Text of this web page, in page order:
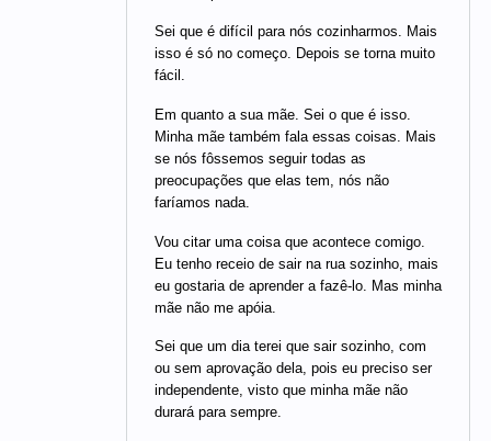
Sei que é difícil para nós cozinharmos. Mais
isso é só no começo. Depois se torna muito
fácil.
Em quanto a sua mãe. Sei o que é isso.
Minha mãe também fala essas coisas. Mais
se nós fôssemos seguir todas as
preocupações que elas tem, nós não
faríamos nada.
Vou citar uma coisa que acontece comigo.
Eu tenho receio de sair na rua sozinho, mais
eu gostaria de aprender a fazê-lo. Mas minha
mãe não me apóia.
Sei que um dia terei que sair sozinho, com
ou sem aprovação dela, pois eu preciso ser
independente, visto que minha mãe não
durará para sempre.